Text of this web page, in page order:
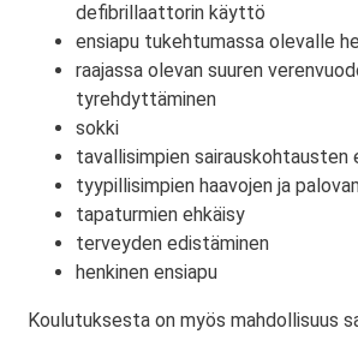
defibrillaattorin käyttö
ensiapu tukehtumassa olevalle
raajassa olevan suuren
tyrehdyttäminen
sokki
tavallisimpien sairauskohtausten
tyypillisimpien haavojen ja
tapaturmien ehkäisy
terveyden edistäminen
henkinen ensiapu
Koulutuksesta on myös mahdollisuus